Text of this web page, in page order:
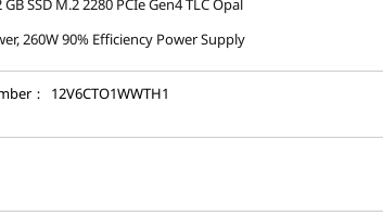
GB SSD M.2 2280 PCIe Gen4 TLC Opal
260W 90% Efficiency Power Supply
： 12V6CTO1WWTH1